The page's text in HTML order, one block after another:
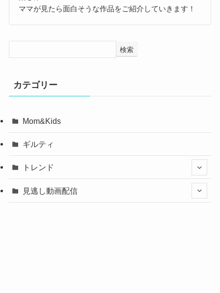
ママが見たら面白そうな作品をご紹介していきます！
検索
カテゴリー
Mom&Kids
ギルティ
トレンド
見逃し動画配信